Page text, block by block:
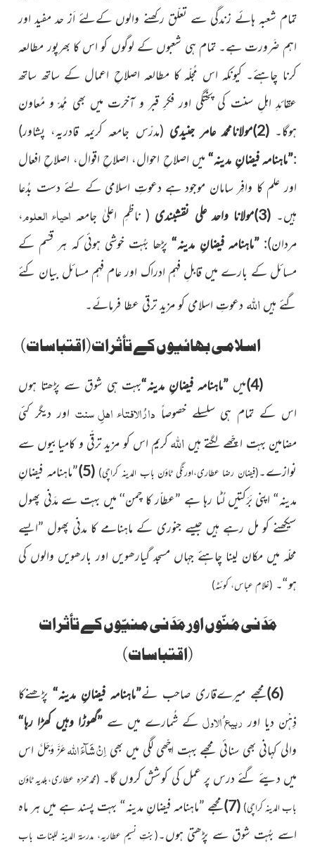
تمام شعبہ ہائے زندگی سے تعلّق رکھنے والوں کےلئے اَز حد مفید اور
اہم ضَرورت ہے۔ تمام ہی شعبوں کے لوگوں کو اس کا بھرپور مطالعہ
کرنا چاہئے۔ کیونکہ اس مُجلّہ کا مطالعہ اصلاحِ اعمال کے ساتھ ساتھ
عقائدِ اہلِ سنت کی پختگی اور فکرِ قبر و آخرت میں بھی مُمِدّ و مُعاون
ہوگا۔(2) مولانامحمد عامر جنیدی (مدرّس جامعہ کریمہ قادریہ، پشاور)
:”ماہنامہ فیضانِ مدینہ“ میں اصلاحِ احوال، اصلاحِ اقوال، اصلاحِ افعال
اور علم کا وافِر سامان موجود ہے دعوتِ اسلامی کے لئے دست بدُعا
ہیں۔ (3)مولانا واحد علی نقشبندی ( ناظمِ اعلیٰ جامعہ احیاء العلوم،
مردان):”ماہنامہ فیضانِ مدینہ“ پڑھا بہُت خوشی ہوئی کہ ہر قسْم کے
مسائل کے بارے میں قابلِ فہم ادراک اور عام فہم مسائل بیان کئے
گئے ہیں اللہ دعوتِ اسلامی کو مزید ترقی عطا فرمائے۔
اسلامی بھائیوں کے تأثرات(اقتباسات)
(4) میں”ماہنامہ فیضانِ مدینہ“بہت ہی شوق سے پڑھتا ہوں
اس کے تمام ہی سلسلے خصوصاً دارُالافتاء اہلِ سنت اور دیگر کئی
مضامین بہت اچّھے لگتے ہیں اللہکریم اس کو مزید ترقّی و کامیابیوں سے
نوازے۔(فیضان رضا عطاری،اورنگی ٹاؤن باب المدینہ کراچی) (5)
”ماہنامہ فیضانِ
مدینہ“ اپنی بَرَکتیںلُٹا رہا ہے ”عطاّر کا چمن‘‘میں بہت سے مدَنی پھول
سیکھنے کو مل رہے ہیں جیسے جنوری کے ماہنامےکا مدنی پھول ”ایسے
محلّہ میں مکان لینا چاہئے جہاں مسجد گیارھویں اور بارھویں والوں کی
ہو“۔ (غلام عباس، کوئٹہ)
مَدَنی مُنّوں اور مَدَنی منیّوں کے تأثرات
(اقتباسات)
(6) مجھے میرےقاری صاحب نے”ماہنامہ فیضانِ مدینہ“ پڑھنےکا
ذِہْن دیا اور ربیع ُالاول کے شُمارے میں سے ”گھوڑا وہیں کھڑا رہا“
والی کہانی بھی سنائی مجھے بہت اچّھی لگی میں بھی اِنْ شَآءَ اللہعَزَّ وَجَلَّ اس
میں دیئے گئے درس پر عمل کی کوشش کروں گا۔ (محمدحمزہ عطاری،بلدیہ ٹاؤن
باب المدینہ کراچی) (7) مجھے ”ماہنامہ فیضانِ مدینہ“ بہت پسند ہے میں ہر ماہ
اسے بہُت شوق سے پڑھتی ہوں۔(بنتِ نسیم عطاریہ، مدرسۃ المدینہ للبنات باب